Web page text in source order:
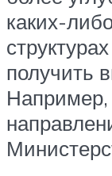
каких-
получить